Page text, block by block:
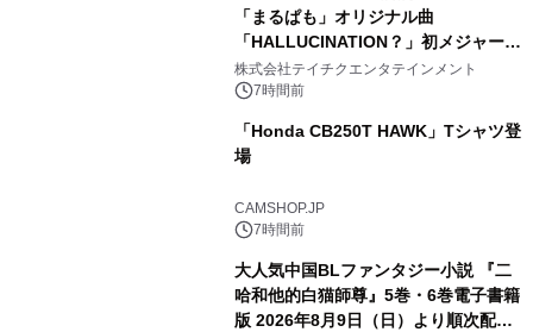
「まるぱも」オリジナル曲
「HALLUCINATION？」初メジャー配
信リリース決定！
株式会社テイチクエンタテインメント
7時間前
「Honda CB250T HAWK」Tシャツ登
場
CAMSHOP.JP
7時間前
大人気中国BLファンタジー小説 『二
哈和他的白猫師尊』5巻・6巻電子書籍
版 2026年8月9日（日）より順次配信